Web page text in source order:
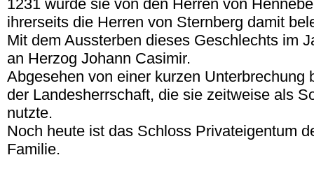
1231 wurde sie von den Herren von
ihrerseits die Herren von Sternberg damit
Mit dem Aussterben dieses Geschlechts im
an Herzog Johann Casimir.
Abgesehen von einer kurzen Unterbrechung
der Landesherrschaft, die sie zeitweise als
nutzte.
Noch heute ist das Schloss Privateigentum
Familie.